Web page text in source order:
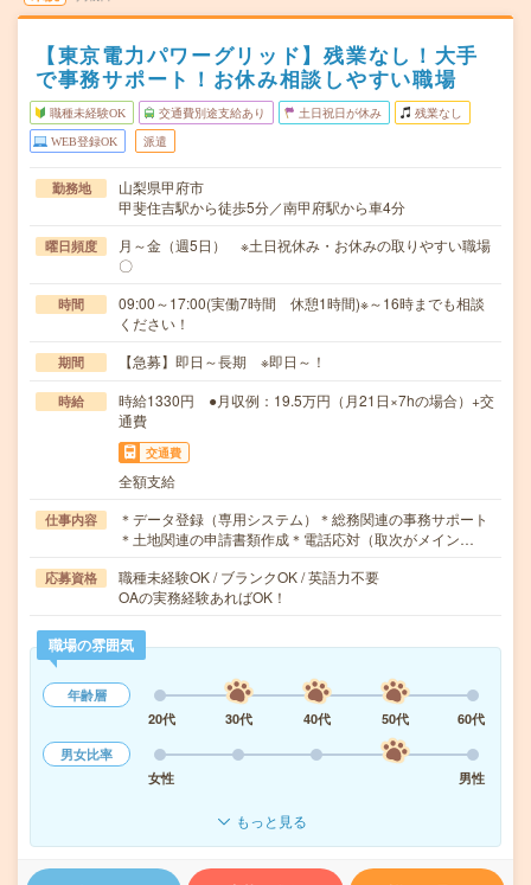
【東京電力パワーグリッド】残業なし！大手
で事務サポート！お休み相談しやすい職場
職種未経験OK 交通費別途支給あり 土日祝日が休み 残業なし
WEB登録OK 派遣
勤務地
山梨県甲府市
甲斐住吉駅から徒歩5分／南甲府駅から車4分
曜日頻度
月～金（週5日） ※土日祝休み・お休みの取りやすい職場
〇
時間
09:00～17:00(実働7時間 休憩1時間)※～16時までも相談
ください！
期間 【急募】即日～長期 ※即日～！
時給
時給1330円 ●月収例：19.5万円（月21日×7hの場合）+交
通費
交通費
全額支給
仕事内容
＊データ登録（専用システム）＊総務関連の事務サポート
＊土地関連の申請書類作成＊電話応対（取次がメイン…
応募資格
職種未経験OK / ブランクOK / 英語力不要
OAの実務経験あればOK！
職場の雰囲気
年齢層
20代
30代 40代 50代
60代
男女比率
女性
男性
もっと見る